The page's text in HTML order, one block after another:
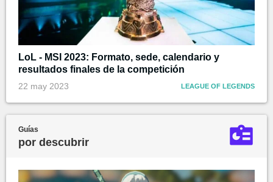
LoL - MSI 2023: Formato, sede, calendario y
resultados finales de la competición
22 may 2023 LEAGUE OF LEGENDS
Guías
por descubrir